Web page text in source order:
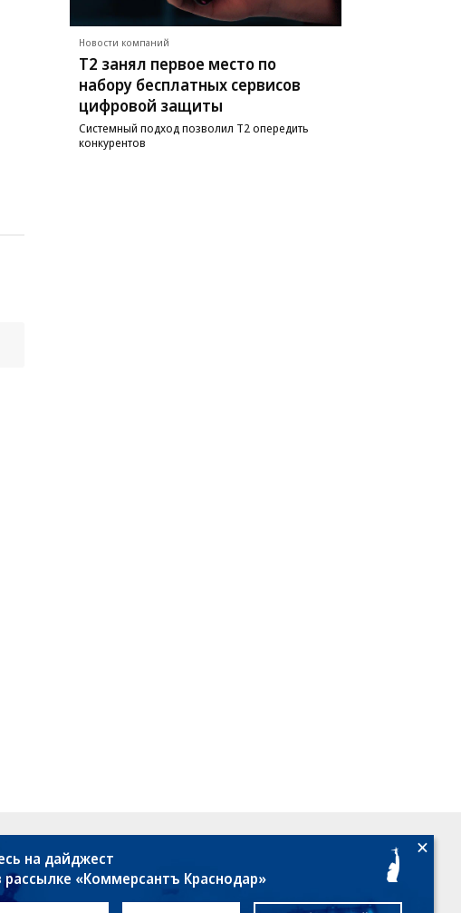
Новости компаний
Т2 занял первое место по
набору бесплатных сервисов
цифровой защиты
Системный подход позволил Т2 опередить
конкурентов
на дайджест
рассылке «Коммерсантъ Краснодар»